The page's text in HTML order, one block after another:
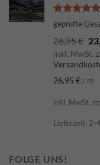
Bewertet
mit
von 5
geprüfte
26,95€
inkl. MwSt.
26,95 € / m
inkl. MwSt.
Lieferzeit: 2-
FOLGE UNS!